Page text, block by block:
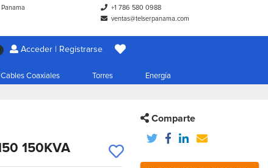
+1 786 580 0988
ventas@telserpanama.com
Acceder | Registrarse
Cables Coaxiales Torres Energía
150KVA
Comparte